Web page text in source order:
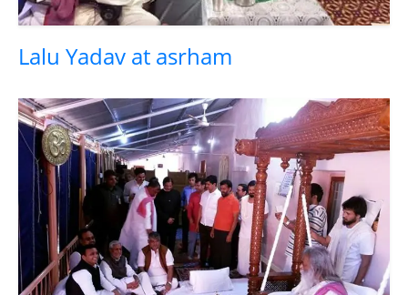
Lalu Yadav at asrham